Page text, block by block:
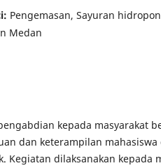
Pengemasan, Sayuran
Medan
kepada masyarakat
dan keterampilan
Kegiatan dilaksanakan kepada